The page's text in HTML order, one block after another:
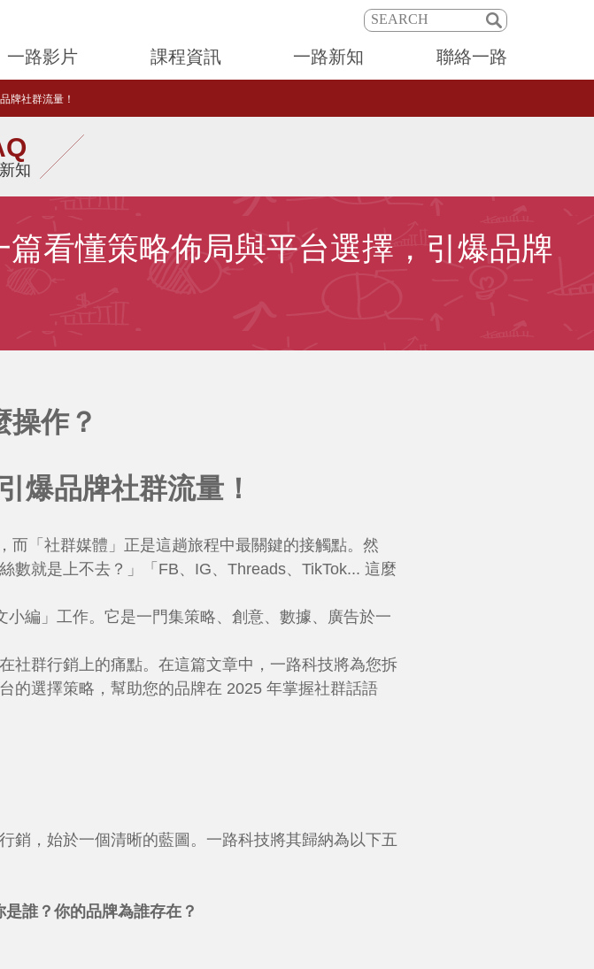
一路影片 課程資訊 一路新知 聯絡一路
牌社群流量！
知
篇看懂策略佈局與平台選擇，引爆品牌
操作？
爆品牌社群流量！
而「社群媒體」正是這趟旅程中最關鍵的接觸點。然
數就是上不去？」「FB、IG、Threads、TikTok... 這麼
小編」工作。它是一門集策略、創意、數據、廣告於一
社群行銷上的痛點。在這篇文章中，一路科技將為您拆
的選擇策略，幫助您的品牌在 2025 年掌握社群話語
銷，始於一個清晰的藍圖。一路科技將其歸納為以下五
誰？你的品牌為誰存在？